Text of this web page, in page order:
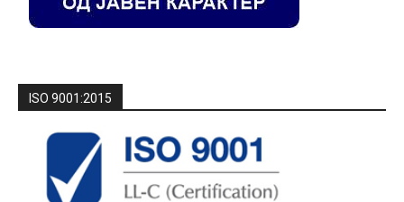
ISO 9001:2015